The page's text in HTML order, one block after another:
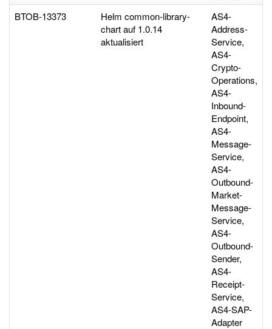
BTOB-13373
Helm common-library-
chart auf 1.0.14
aktualisiert
AS4-
Address-
Service,
AS4-
Crypto-
Operations,
AS4-
Inbound-
Endpoint,
AS4-
Message-
Service,
AS4-
Outbound-
Market-
Message-
Service,
AS4-
Outbound-
Sender,
AS4-
Receipt-
Service,
AS4-SAP-
Adapter